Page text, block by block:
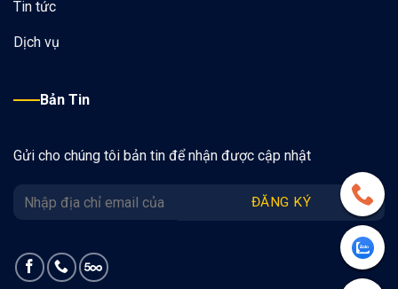
Tin tức
Dịch vụ
Bản Tin
Gửi cho chúng tôi bản tin để nhận được cập nhật